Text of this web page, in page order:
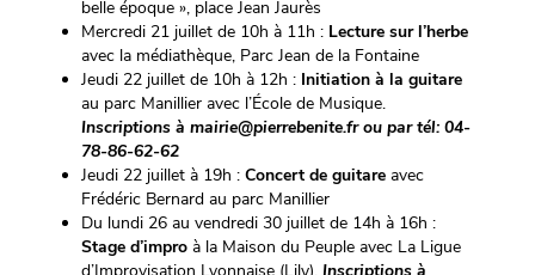
belle époque », place Jean Jaurès
Mercredi 21 juillet de 10h à 11h : Lecture sur l’herbe
avec la médiathèque, Parc Jean de la Fontaine
Jeudi 22 juillet de 10h à 12h : Initiation à la guitare
au parc Manillier avec l’École de Musique.
Inscriptions à mairie@pierrebenite.fr ou par tél: 04-
78-86-62-62
Jeudi 22 juillet à 19h : Concert de guitare avec
Frédéric Bernard au parc Manillier
Du lundi 26 au vendredi 30 juillet de 14h à 16h :
Stage d’impro à la Maison du Peuple avec La Ligue